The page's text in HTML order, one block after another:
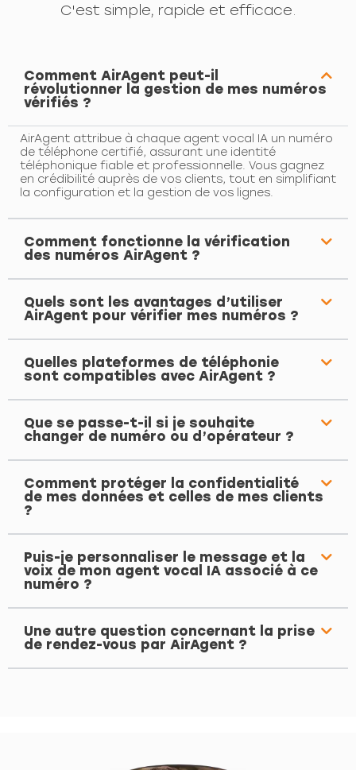
C'est simple, rapide et efficace.
Comment AirAgent peut-il
révolutionner la gestion de mes numéros
vérifiés ?
AirAgent attribue à chaque agent vocal IA un numéro
de téléphone certifié, assurant une identité
téléphonique fiable et professionnelle. Vous gagnez
en crédibilité auprès de vos clients, tout en simplifiant
la configuration et la gestion de vos lignes.
Comment fonctionne la vérification
des numéros AirAgent ?
Quels sont les avantages d’utiliser
AirAgent pour vérifier mes numéros ?
Quelles plateformes de téléphonie
sont compatibles avec AirAgent ?
Que se passe-t-il si je souhaite
changer de numéro ou d’opérateur ?
Comment protéger la confidentialité
de mes données et celles de mes clients
?
Puis-je personnaliser le message et la
voix de mon agent vocal IA associé à ce
numéro ?
Une autre question concernant la prise
de rendez-vous par AirAgent ?